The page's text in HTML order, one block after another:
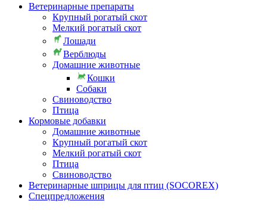
Ветеринарные препараты
Крупный рогатый скот
Мелкий рогатый скот
Лошади
Верблюды
Домашние животные
Кошки
Собаки
Свиноводство
Птица
Кормовые добавки
Домашние животные
Крупный рогатый скот
Мелкий рогатый скот
Птица
Свиноводство
Ветеринарные шприцы для птиц (SOCOREX)
Спецпредложения